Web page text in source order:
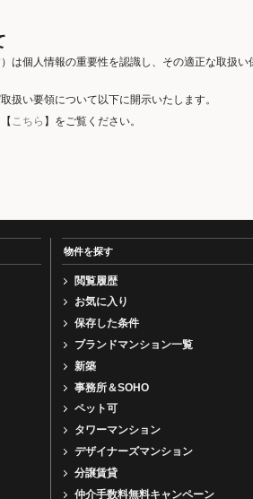
は個人情報の重要性を認識し、その適正な取扱い
扱い要領について以下に開示いたします。
こちら 】をご覧ください。
物件を探す
閲覧履歴
お気に入り
保存した条件
ブランドマンション一覧
新築
事務所＆SOHO
ペット可
タワーマンション
デザイナーズマンション
分譲賃貸
仲介手数料無料キャンペーン